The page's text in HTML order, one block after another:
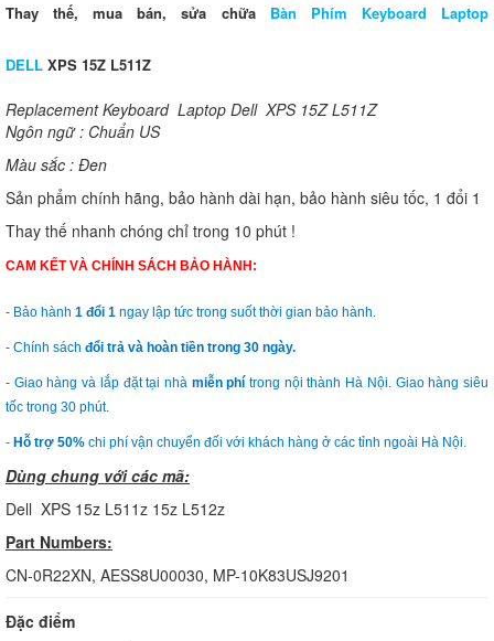
Thay thế, mua bán, sửa chữa Bàn Phím Keyboard Laptop
DELL XPS 15Z L511Z
Replacement Keyboard Laptop Dell XPS 15Z L511Z
Ngôn ngữ : Chuẩn US
Màu sắc : Đen
Sản phẩm chính hãng, bảo hành dài hạn, bảo hành siêu tốc, 1 đổi 1
Thay thế nhanh chóng chỉ trong 10 phút !
CAM KẾT VÀ CHÍNH SÁCH BẢO HÀNH:
- Bảo hành 1 đổi 1 ngay lập tức trong suốt thời gian bảo hành.
- Chính sách đổi trả và hoàn tiền trong 30 ngày.
- Giao hàng và lắp đặt tại nhà miễn phí trong nội thành Hà Nội. Giao hàng siêu
tốc trong 30 phút.
- Hỗ trợ 50% chi phí vận chuyển đối với khách hàng ở các tỉnh ngoài Hà Nội.
Dùng chung với các mã:
Dell XPS 15z L511z 15z L512z
Part Numbers:
CN-0R22XN, AESS8U00030, MP-10K83USJ9201
Đặc điểm